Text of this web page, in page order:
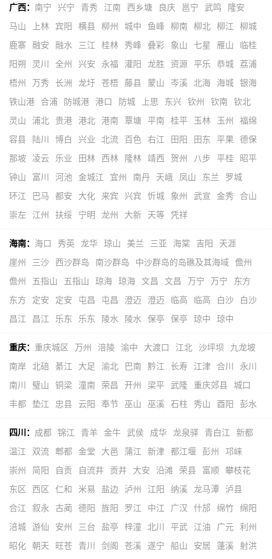
广西： 南宁 兴宁 青秀 江南 西乡塘 良庆 邕宁 武鸣
隆安
马山
上林 宾阳 横县 柳州 城中 鱼峰 柳南 柳北 柳江
柳城
鹿寨
融安 融水 三江 桂林 秀峰 叠彩 象山 七星 雁山
临桂
阳朔
灵川 全州 兴安 永福 灌阳 龙胜 资源 平乐 恭城
荔浦
梧州
万秀 长洲 龙圩 苍梧 藤县 蒙山 岑溪 北海 海城
银海
铁山港
合浦 防城港 港口 防城 上思 东兴 钦州 钦南
钦北
灵山
浦北 贵港 港北 港南 覃塘 平南 桂平 玉林 玉州
福绵
容县
陆川 博白 兴业 北流 百色 右江 田阳 田东 平果
德保
那坡
凌云 乐业 田林 西林 隆林 靖西 贺州 八步 平桂
昭平
钟山
富川 河池 金城江 宜州 南丹 天峨 凤山 东兰
罗城
环江
巴马 都安 大化 来宾 兴宾 忻城 象州 武宣 金秀
合山
崇左
江州 扶绥 宁明 龙州 大新 天等 凭祥
海南： 海口 秀英 龙华 琼山 美兰 三亚 海棠 吉阳
天涯
崖州
三沙 西沙群岛 南沙群岛 中沙群岛的岛礁及其海域
儋州
儋州
五指山 五指山 琼海 琼海 文昌 文昌 万宁 万宁
东方
东方
定安 定安 屯昌 屯昌 澄迈 澄迈 临高 临高 白沙
白沙
昌江
昌江 乐东 乐东 陵水 陵水 保亭 保亭 琼中 琼中
重庆： 重庆城区 万州 涪陵 渝中 大渡口 江北 沙坪坝
九龙坡
南岸
北碚 綦江 大足 渝北 巴南 黔江 长寿 江津 合川
永川
南川
璧山 铜梁 潼南 荣昌 开州 梁平 武隆 重庆郊县
城口
丰都
垫江 忠县 云阳 奉节 巫山 巫溪 石柱 秀山 酉阳 彭水
四川： 成都 锦江 青羊 金牛 武侯 成华 龙泉驿 青白江
新都
温江
双流 郫都 金堂 大邑 蒲江 新津 都江堰 彭州
邛崃
崇州
简阳 自贡 自流井 贡井 大安 沿滩 荣县 富顺
攀枝花
东区
西区 仁和 米易 盐边 泸州 江阳 纳溪 龙马潭
泸县
合江
叙永 古蔺 德阳 旌阳 罗江 中江 广汉 什邡 绵竹
绵阳
涪城
游仙 安州 三台 盐亭 梓潼 北川 平武 江油 广元
利州
昭化
朝天 旺苍 青川 剑阁 苍溪 遂宁 船山 安居 蓬溪
射洪